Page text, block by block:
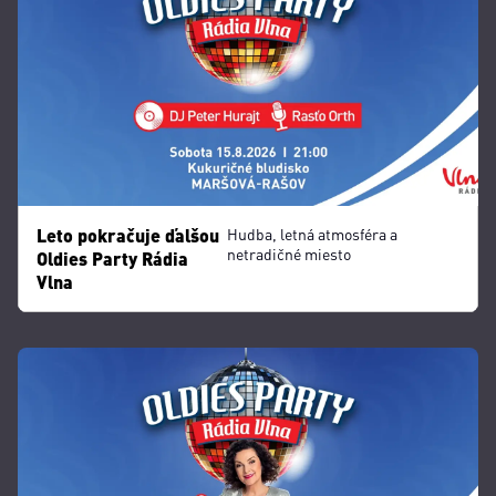
Leto pokračuje ďalšou
Oldies Party Rádia
Vlna
Hudba, letná atmosféra a
netradičné miesto